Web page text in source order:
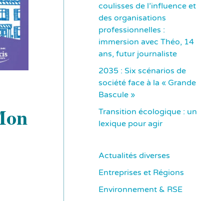
coulisses de l’influence et
des organisations
professionnelles :
immersion avec Théo, 14
ans, futur journaliste
2035 : Six scénarios de
société face à la « Grande
Bascule »
Transition écologique : un
lexique pour agir
Actualités diverses
Entreprises et Régions
Environnement & RSE